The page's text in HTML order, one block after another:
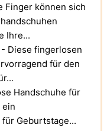
Finger können sich
Ihre...
- Diese fingerlosen
für den
Handschuhe für
ein
Geburtstage...